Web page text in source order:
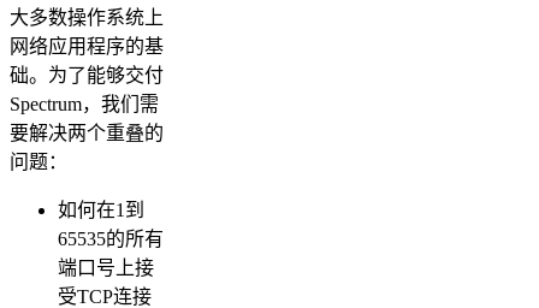
大多数操作系统上
网络应用程序的基
础。为了能够交付
Spectrum，我们需
要解决两个重叠的
问题：
如何在1到
65535的所有
端口号上接
受TCP连接